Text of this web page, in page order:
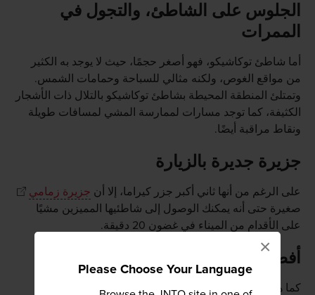
Please Choose Your Language
×
الجلوس على الشاطئ، والتجول في
الممرات
أما شاطئ توكاشيكو، فهو أصغر حجمًا، حيث لا يوجد به الكثير
من مواقع الغوص، ولكنه مثالي للسباحة وحمامات الشمس.
وتمتلئ المنطقة المحيطة بشاطئ توكاشيكو بالتلال ذات الأشجار
الكثيفة، كما توجد مسارات لممارسة المشي لمسافات طويلة
ونقاط مراقبة أيضًا.
جزيرة جديرة بالزيارة
على الرغم من أنها ثاني أكبر جزر كيراما، إلا أن جزيرة زمامي
صغيرة حتى أنه يمكنك الوصول إلى شاطئيها المميزين مشيًا
على الأقدام من الميناء في غضون 20 دقيقة.
أفضل الشواطئ
كما هو الحال في جميع هذه الجزر، هناك الكثير من مسارات